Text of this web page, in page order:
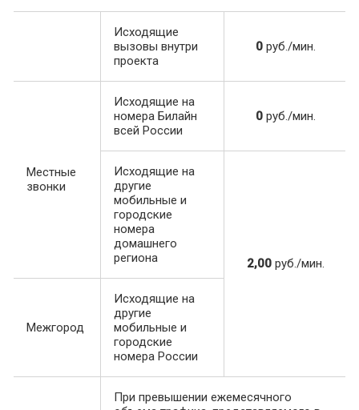
Исходящие
вызовы внутри
проекта
0руб./мин.
Местные
звонки
Исходящие на
номера Билайн
всей России
0руб./мин.
Исходящие на
другие
мобильные и
городские
номера
домашнего
региона
2,00руб./мин.
Межгород
Исходящие на
другие
мобильные и
городские
номера России
При превышении ежемесячного